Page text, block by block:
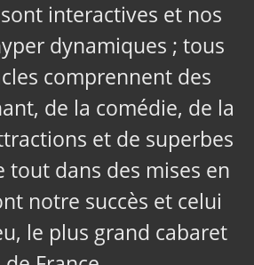
interactives et nos
dynamiques ; tous
comprennent des
de la comédie, de la
et de superbes
tout dans des mises en
notre succès et celui
le plus grand cabaret